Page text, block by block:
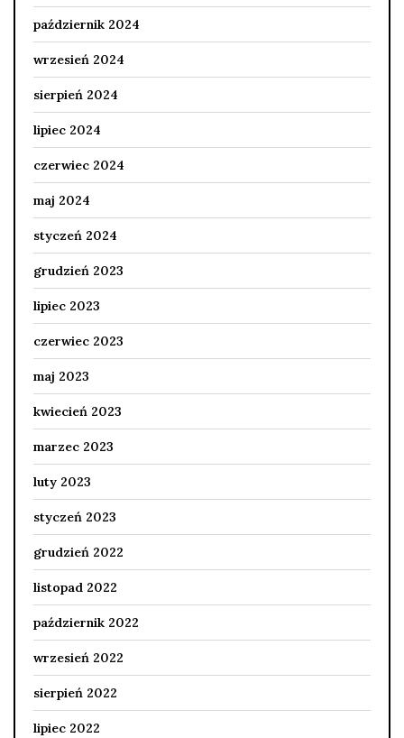
październik 2024
wrzesień 2024
sierpień 2024
lipiec 2024
czerwiec 2024
maj 2024
styczeń 2024
grudzień 2023
lipiec 2023
czerwiec 2023
maj 2023
kwiecień 2023
marzec 2023
luty 2023
styczeń 2023
grudzień 2022
listopad 2022
październik 2022
wrzesień 2022
sierpień 2022
lipiec 2022